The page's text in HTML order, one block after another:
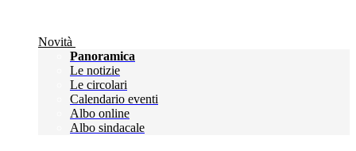
Novità
Panoramica
Le notizie
Le circolari
Calendario eventi
Albo online
Albo sindacale